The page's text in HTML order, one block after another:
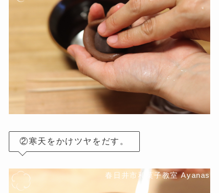
②寒天をかけツヤをだす。